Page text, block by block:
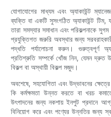
যোগাযোগের মাধ্যম এবং অ্যাকাউন্ট
ব্যক্তি বা একটি সুসংগঠিত অ্যাকাউন্ট টিম,
তারা সমস্যার সমাধান এবং পরিকল্পনাকে
প্রযুক্তিগত জরুরি অবস্থার জন্য
পদ্ধতি পর্যালোচনা করুন। গুরুত্বপূর্ণ
প্রতিশ্রুতি সম্পর্কে খোঁজ নিন, যেমন দ্রুত
বিকল্প বা অস্থায়ী বিকল্প মজুদ।
অবশেষে, সহযোগিতা এবং উদ্ভাবনের ক্ষেত্রে
কি কর্মক্ষমতা উন্নত করতে বা খরচ
উৎপাদনের জন্য নকশায় ইনপুট প্রদানে
বিনিয়োগ করে এবং পণ্যের উন্নতির জন্য